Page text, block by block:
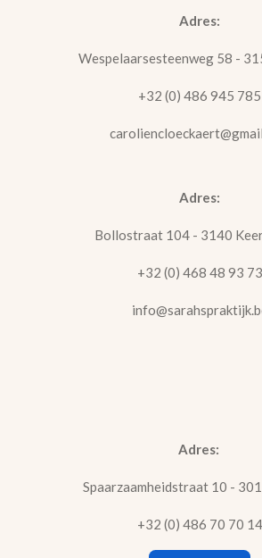
Adres:
Wespelaarsesteenweg 58 -
+32 (0) 486 945 785
Adres:
Bollostraat 104 - 3140
+32 (0) 468 48 93 73
Adres:
Spaarzaamheidstraat 10 -
+32 (0) 486 70 70 14